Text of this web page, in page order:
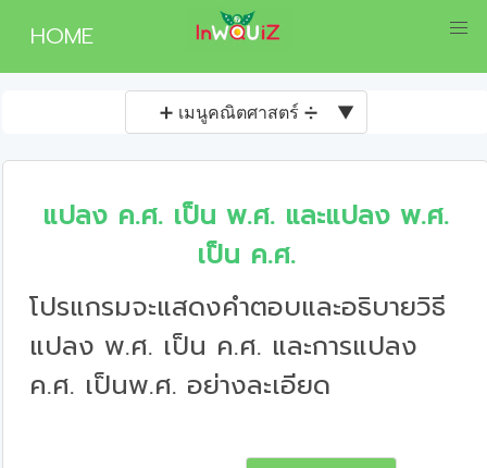
HOME
➕ เมนูคณิตศาสตร์ ➗ ▼
แปลง ค.ศ. เป็น พ.ศ. และแปลง พ.ศ.
เป็น ค.ศ.
โปรแกรมจะแสดงคำตอบและอธิบายวิธี
แปลง พ.ศ. เป็น ค.ศ. และการแปลง
ค.ศ. เป็นพ.ศ. อย่างละเอียด